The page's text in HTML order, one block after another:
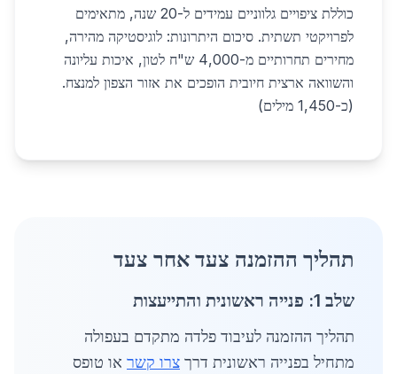
כוללת ציפויים גלווניים עמידים ל-20 שנה, מתאימים
לפרויקטי תשתית. סיכום היתרונות: לוגיסטיקה מהירה,
מחירים תחרותיים מ-4,000 ש"ח לטון, איכות עליונה
והשוואה ארצית חיובית הופכים את אזור הצפון למנצח.
(כ-1,450 מילים)
תהליך ההזמנה צעד אחר צעד
שלב 1: פנייה ראשונית והתייעצות
תהליך ההזמנה לעיבוד פלדה מתקדם בעפולה
מתחיל בפנייה ראשונית דרך צרו קשר או טופס